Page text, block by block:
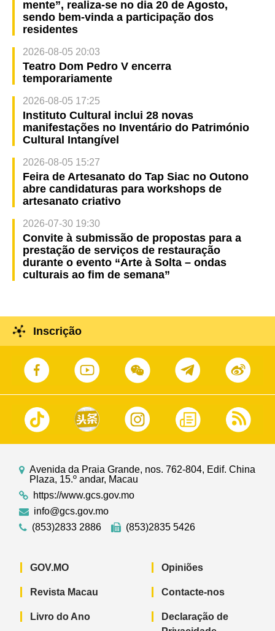
mente”, realiza-se no dia 20 de Agosto,
sendo bem-vinda a participação dos
residentes
2026-08-05 20:03
Teatro Dom Pedro V encerra
temporariamente
2026-08-05 17:25
Instituto Cultural inclui 28 novas
manifestações no Inventário do Património
Cultural Intangível
2026-08-05 15:27
Feira de Artesanato do Tap Siac no Outono
abre candidaturas para workshops de
artesanato criativo
2026-07-30 19:30
Convite à submissão de propostas para a
prestação de serviços de restauração
durante o evento “Arte à Solta – ondas
culturais ao fim de semana”
Inscrição
Avenida da Praia Grande, nos. 762-804, Edif. China
Plaza, 15.º andar, Macau
https://www.gcs.gov.mo
info@gcs.gov.mo
(853)2833 2886
(853)2835 5426
GOV.MO
Revista Macau
Livro do Ano
Opiniões
Contacte-nos
Declaração de